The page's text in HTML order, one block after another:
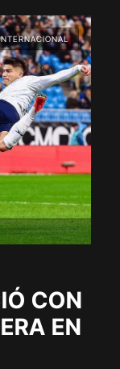
CON
EN